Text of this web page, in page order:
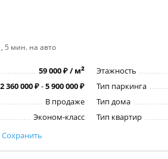
5 мин. на авто
59 000 ₽ / м2
2 360 000 ₽-5 900 000 ₽
В продаже
Эконом-класс
Этажность
Тип паркинга
Тип дома
Тип квартир
Сохранить